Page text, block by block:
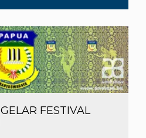
FESTIVAL